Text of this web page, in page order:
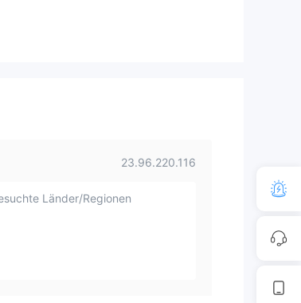
23.96.220.116
Länder/Regionen